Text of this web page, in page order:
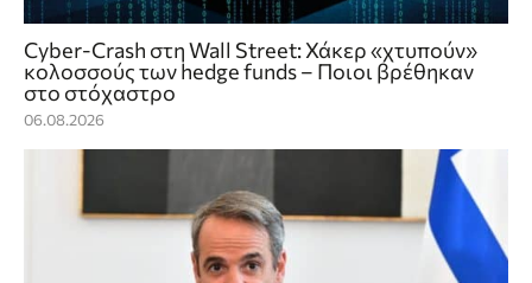
Cyber-Crash στη Wall Street: Χάκερ «χτυπούν»
κολοσσούς των hedge funds – Ποιοι βρέθηκαν
στο στόχαστρο
06.08.2026